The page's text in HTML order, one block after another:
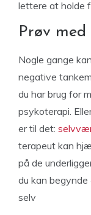
lettere at holde
Prøv
Nogle gange
negative
du har brug for
psykoterapi.
er til det:
terapeut kan
på de
du kan
selv